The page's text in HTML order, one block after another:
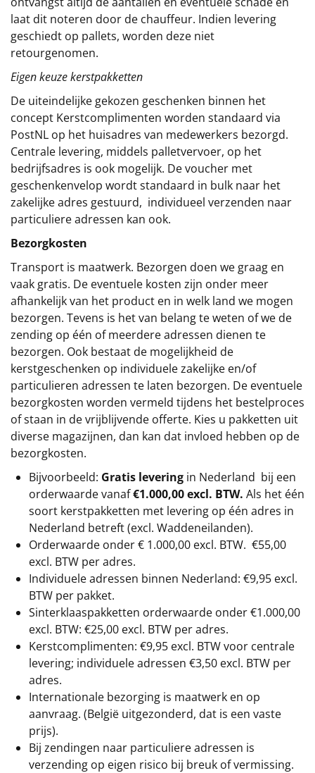
laat dit noteren door de chauffeur. Indien levering
geschiedt op pallets, worden deze niet
retourgenomen.
Eigen keuze kerstpakketten
De uiteindelijke gekozen geschenken binnen het
concept Kerstcomplimenten worden standaard via
PostNL op het huisadres van medewerkers bezorgd.
Centrale levering, middels palletvervoer, op het
bedrijfsadres is ook mogelijk. De voucher met
geschenkenvelop wordt standaard in bulk naar het
zakelijke adres gestuurd, individueel verzenden naar
particuliere adressen kan ook.
Bezorgkosten
Transport is maatwerk. Bezorgen doen we graag en
vaak gratis. De eventuele kosten zijn onder meer
afhankelijk van het product en in welk land we mogen
bezorgen. Tevens is het van belang te weten of we de
zending op één of meerdere adressen dienen te
bezorgen. Ook bestaat de mogelijkheid de
kerstgeschenken op individuele zakelijke en/of
particulieren adressen te laten bezorgen. De eventuele
bezorgkosten worden vermeld tijdens het bestelproces
of staan in de vrijblijvende offerte. Kies u pakketten uit
diverse magazijnen, dan kan dat invloed hebben op de
bezorgkosten.
Bijvoorbeeld: Gratis levering in Nederland bij een
orderwaarde vanaf€1.000,00 excl. BTW. Als het één
soort kerstpakketten met levering op één adres in
Nederland betreft (excl. Waddeneilanden).
Orderwaarde onder € 1.000,00 excl. BTW. €55,00
excl. BTW per adres.
Individuele adressen binnen Nederland: €9,95 excl.
BTW per pakket.
Sinterklaaspakketten orderwaarde onder €1.000,00
excl. BTW: €25,00 excl. BTW per adres.
Kerstcomplimenten: €9,95 excl. BTW voor centrale
levering; individuele adressen €3,50 excl. BTW per
adres.
Internationale bezorging is maatwerk en op
aanvraag. (België uitgezonderd, dat is een vaste
prijs).
Bij zendingen naar particuliere adressen is
verzending op eigen risico bij breuk of vermissing.